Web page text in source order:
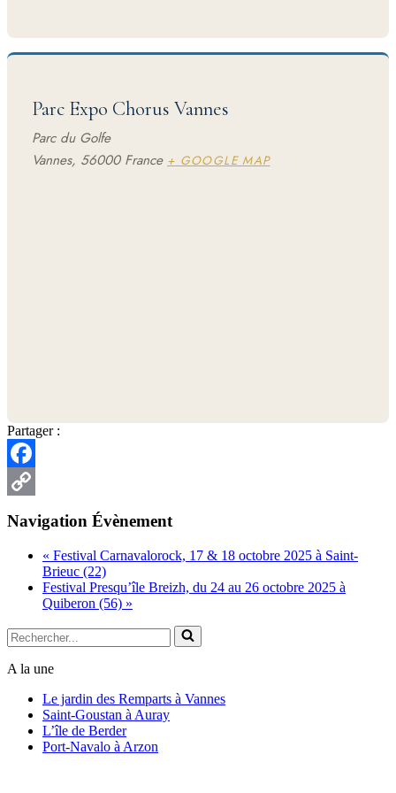
Parc Expo Chorus Vannes
Parc du Golfe
Vannes, 56000 France + GOOGLE MAP
Partager :
Facebook
Navigation Évènement
« Festival Carnavalorock, 17 & 18 octobre 2025 à Saint-
Brieuc (22)
Festival Presqu’île Breizh, du 24 au 26 octobre 2025 à
Quiberon (56) »
Rechercher...
A la une
Le jardin des Remparts à Vannes
Saint-Goustan à Auray
L’île de Berder
Port-Navalo à Arzon